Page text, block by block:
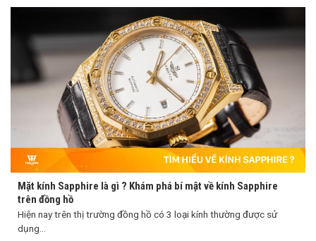
Mặt kính Sapphire là gì ? Khám phá bí mật về kính Sapphire
trên đồng hồ
Hiện nay trên thị trường đồng hồ có 3 loại kính thường được sử
dụng...